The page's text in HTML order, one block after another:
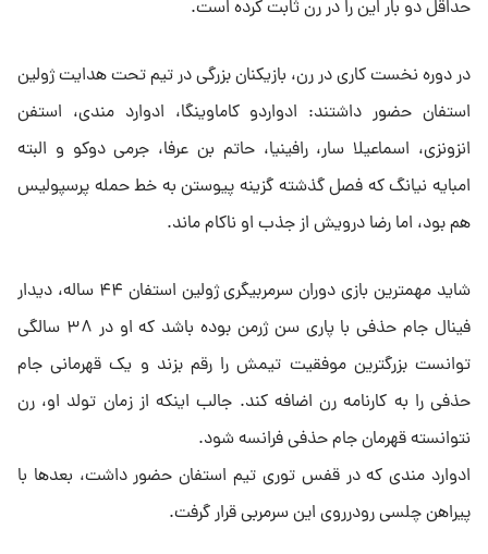
حداقل دو بار این را در رن ثابت کرده است.
در دوره نخست کاری در رن، بازیکنان بزرگی در تیم تحت هدایت ژولین
استفان حضور داشتند: ادواردو کاماوینگا، ادوارد مندی، استفن
انزونزی، اسماعیلا سار، رافینیا، حاتم بن عرفا، جرمی دوکو و البته
امبایه نیانگ که فصل گذشته گزینه پیوستن به خط حمله پرسپولیس
هم بود، اما رضا درویش از جذب او ناکام ماند.
شاید مهمترین بازی دوران سرمربیگری ژولین استفان ۴۴ ساله، دیدار
فینال جام حذفی با پاری سن ژرمن بوده باشد که او در ۳۸ سالگی
توانست بزرگترین موفقیت تیمش را رقم بزند و یک قهرمانی جام
حذفی را به کارنامه رن اضافه کند. جالب اینکه از زمان تولد او، رن
نتوانسته قهرمان جام حذفی فرانسه شود.
ادوارد مندی که در قفس توری تیم استفان حضور داشت، بعد‌ها با
پیراهن چلسی رودرروی این سرمربی قرار گرفت.